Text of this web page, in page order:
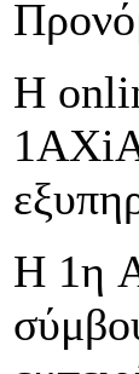
Η
1AXiA
Η 1η